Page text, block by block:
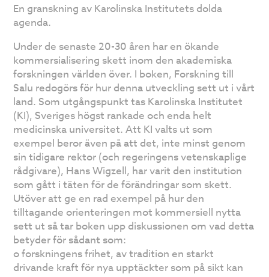
En granskning av Karolinska Institutets dolda
agenda.
Under de senaste 20-30 åren har en ökande
kommersialisering skett inom den akademiska
forskningen världen över. I boken, Forskning till
Salu redogörs för hur denna utveckling sett ut i vårt
land. Som utgångspunkt tas Karolinska Institutet
(KI), Sveriges högst rankade och enda helt
medicinska universitet. Att KI valts ut som
exempel beror även på att det, inte minst genom
sin tidigare rektor (och regeringens vetenskaplige
rådgivare), Hans Wigzell, har varit den institution
som gått i täten för de förändringar som skett.
Utöver att ge en rad exempel på hur den
tilltagande orienteringen mot kommersiell nytta
sett ut så tar boken upp diskussionen om vad detta
betyder för sådant som:
o forskningens frihet, av tradition en starkt
drivande kraft för nya upptäckter som på sikt kan